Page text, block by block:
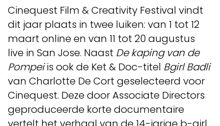
Cinequest Film & Creativity Festival vindt
dit jaar plaats in twee luiken: van 1 tot 12
maart online en van 11 tot 20 augustus
live in San Jose. Naast De kaping van de
Pompeiis ook de Ket & Doc-titel Bgirl Badli
van Charlotte De Cort geselecteerd voor
Cinequest. Deze door Associate Directors
geproduceerde korte documentaire